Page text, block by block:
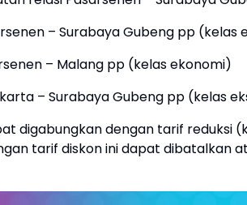
– Surabaya Gubeng pp (kelas
– Malang pp (kelas ekonomi)
– Surabaya Gubeng pp (kelas
digabungkan dengan tarif reduksi
tarif diskon ini dapat dibatalkan